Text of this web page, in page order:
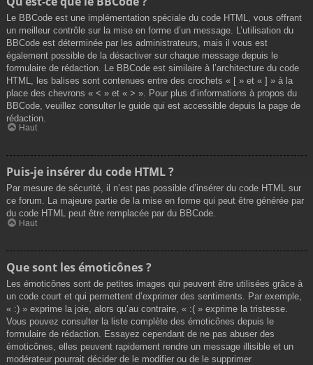
Le BBCode est une implémentation spéciale du code HTML, vous offrant
un meilleur contrôle sur la mise en forme d’un message. L’utilisation du
BBCode est déterminée par les administrateurs, mais il vous est
également possible de la désactiver sur chaque message depuis le
formulaire de rédaction. Le BBCode est similaire à l’architecture du code
HTML, les balises sont contenues entre des crochets « [ » et « ] » à la
place des chevrons « < » et « > ». Pour plus d’informations à propos du
BBCode, veuillez consulter le guide qui est accessible depuis la page de
rédaction.
Haut
Puis-je insérer du code HTML ?
Par mesure de sécurité, il n’est pas possible d’insérer du code HTML sur
ce forum. La majeure partie de la mise en forme qui peut être générée par
du code HTML peut être remplacée par du BBCode.
Haut
Que sont les émoticônes ?
Les émoticônes sont de petites images qui peuvent être utilisées grâce à
un code court et qui permettent d’exprimer des sentiments. Par exemple,
« :) » exprime la joie, alors qu’au contraire, « :( » exprime la tristesse.
Vous pouvez consulter la liste complète des émoticônes depuis le
formulaire de rédaction. Essayez cependant de ne pas abuser des
émoticônes, elles peuvent rapidement rendre un message illisible et un
modérateur pourrait décider de le modifier ou de le supprimer